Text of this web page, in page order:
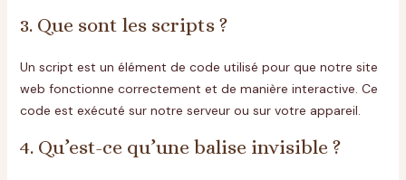
3. Que sont les scripts ?
Un script est un élément de code utilisé pour que notre site
web fonctionne correctement et de manière interactive. Ce
code est exécuté sur notre serveur ou sur votre appareil.
4. Qu’est-ce qu’une balise invisible ?